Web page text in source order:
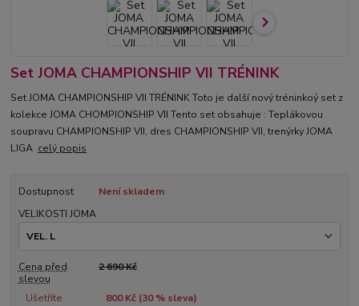
Set JOMA CHAMPIONSHIP VII TRÉNINK
Set JOMA CHAMPIONSHIP VII TRÉNINK Toto je další nový tréninkoý set z
kolekce JOMA CHOMPIONSHIP VII Tento set obsahuje : Teplákovou
soupravu CHAMPIONSHIP VII, dres CHAMPIONSHIP VII, trenýrky JOMA
LIGA celý popis
Dostupnost
Není skladem
VELIKOSTI JOMA
Cena před
slevou
2 690 Kč
Ušetříte 800 Kč (30% sleva)